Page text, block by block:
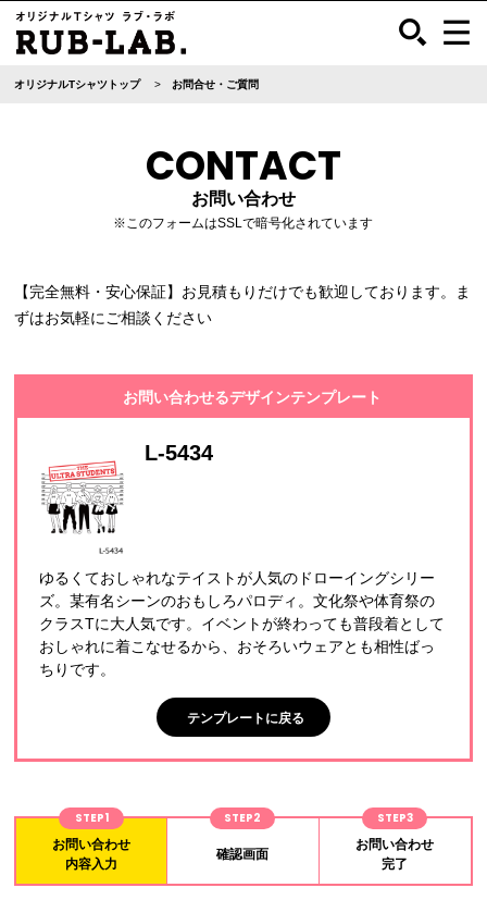
オリジナルTシャツトップ お問合せ・ご質問
CONTACT
お問い合わせ
※このフォームはSSLで暗号化されています
【完全無料・安心保証】お見積もりだけでも歓迎しております。ま
ずはお気軽にご相談ください
お問い合わせるデザインテンプレート
L-5434
ゆるくておしゃれなテイストが人気のドローイングシリー
ズ。某有名シーンのおもしろパロディ。文化祭や体育祭の
クラスTに大人気です。イベントが終わっても普段着として
おしゃれに着こなせるから、おそろいウェアとも相性ばっ
ちりです。
テンプレートに戻る
STEP1
お問い合わせ
内容入力
STEP2
確認画面
STEP3
お問い合わせ
完了